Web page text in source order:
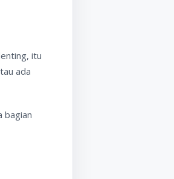
itu
ada
bagian